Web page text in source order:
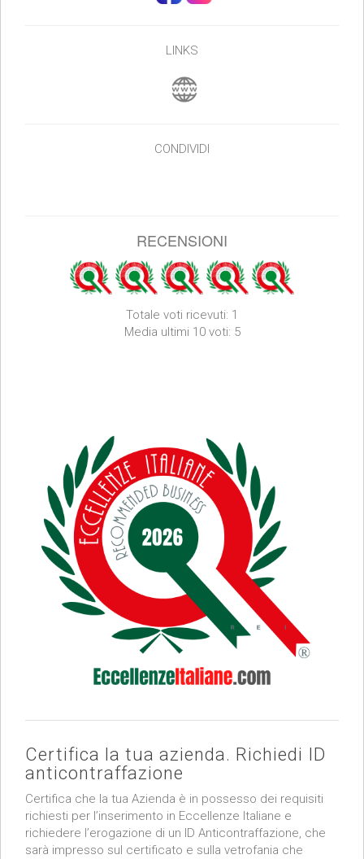
LINKS
CONDIVIDI
RECENSIONI
Totale voti ricevuti: 1
Media ultimi 10 voti: 5
Certifica la tua azienda. Richiedi ID
anticontraffazione
Certifica che la tua Azienda è in possesso dei requisiti
richiesti per l’inserimento in Eccellenze Italiane e
richiedere l’erogazione di un ID Anticontraffazione, che
sarà impresso sul certificato e sulla vetrofania che